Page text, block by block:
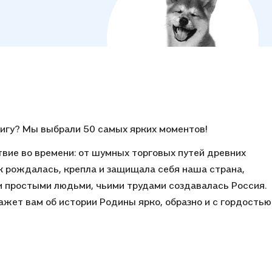
Мы выбрали 50 самых ярких моментов!
во времени: от шумных торговых путей древних
рождалась, крепла и защищала себя наша страна,
простыми людьми, чьими трудами создавалась Россия.
вам об истории Родины ярко, образно и с